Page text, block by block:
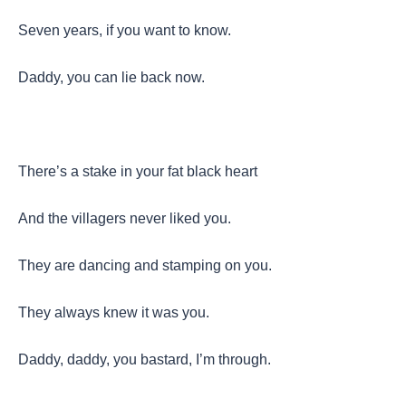
Seven years, if you want to know.
Daddy, you can lie back now.
There’s a stake in your fat black heart
And the villagers never liked you.
They are dancing and stamping on you.
They always knew it was you.
Daddy, daddy, you bastard, I’m through.